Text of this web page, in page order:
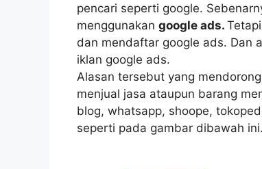
pencari seperti google.
menggunakan google ads.
dan mendaftar google ads. Dan
iklan google ads.
Alasan tersebut yang
menjual jasa ataupun barang
blog, whatsapp, shoope,
seperti pada gambar dibawah ini.